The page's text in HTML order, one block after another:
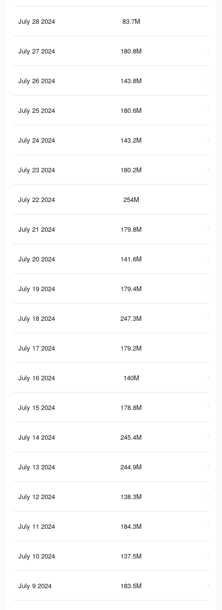
July 28 2024 83.7M
July 27 2024 180.8M
July 26 2024 143.8M
July 25 2024 180.6M
July 24 2024 143.2M
July 23 2024 180.2M
July 22 2024 254M
July 21 2024 179.8M
July 20 2024 141.6M
July 19 2024 179.4M
July 18 2024 247.3M
July 17 2024 179.2M
July 16 2024 140M
July 15 2024 178.8M
July 14 2024 245.4M
July 13 2024 244.9M
July 12 2024 138.3M
July 11 2024 184.3M
July 10 2024 137.5M
July 9 2024 183.5M